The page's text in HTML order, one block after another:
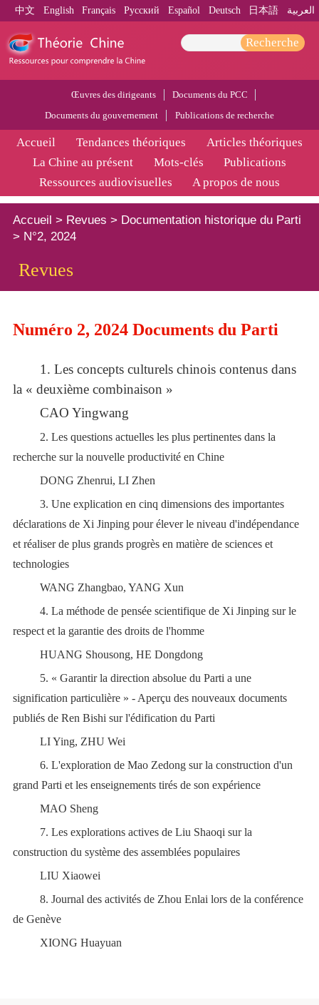
中文 English Français Pусский Español Deutsch 日本語 العربية
Recherche
Œuvres des dirigeants
Documents du PCC
Documents du gouvernement
Publications de recherche
Accueil Tendances théoriques
Articles théoriques
La Chine au présent
Mots-clés
Publications
Ressources audiovisuelles
A propos de nous
Accueil > Revues > Documentation historique du Parti
> N°2, 2024
Revues
Numéro 2, 2024 Documents du Parti
1.Les concepts culturels chinois contenus dans
la « deuxième combinaison »
CAO Yingwang
2.Les questions actuelles les plus pertinentes dans la
recherche sur la nouvelle productivité en Chine
DONG Zhenrui, LI Zhen
3.Une explication en cinq dimensions des importantes
déclarations de Xi Jinping pour élever le niveau d'indépendance
et réaliser de plus grands progrès en matière de sciences et
technologies
WANG Zhangbao, YANG Xun
4.La méthode de pensée scientifique de Xi Jinping sur le
respect et la garantie des droits de l'homme
HUANG Shousong, HE Dongdong
5. « Garantir la direction absolue du Parti a une
signification particulière » - Aperçu des nouveaux documents
publiés de Ren Bishi sur l'édification du Parti
LI Ying, ZHU Wei
6.L'exploration de Mao Zedong sur la construction d'un
grand Parti et les enseignements tirés de son expérience
MAO Sheng
7. Les explorations actives de Liu Shaoqi sur la
construction du système des assemblées populaires
LIU Xiaowei
8.Journal des activités de Zhou Enlai lors de la conférence
de Genève
XIONG Huayuan